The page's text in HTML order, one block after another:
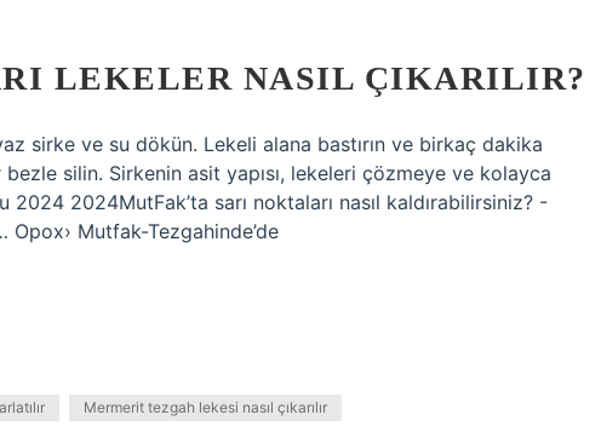
LEKELER NASIL ÇIKARILIR?
sirke ve su dökün. Lekeli alana bastırın ve birkaç dakika
silin. Sirkenin asit yapısı, lekeleri çözmeye ve kolayca
2024 2024MutFak’ta sarı noktaları nasıl kaldırabilirsiniz? -
Mutfak-Tezgahinde’de
Mermerit tezgah lekesi nasıl çıkarılır